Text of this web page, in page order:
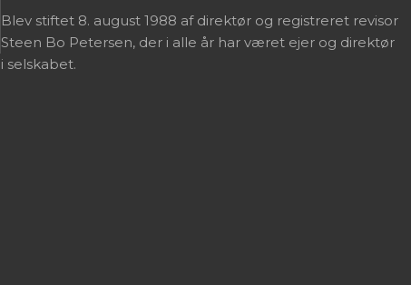
Blev stiftet 8. august 1988 af direktør og registreret revisor
Steen Bo Petersen, der i alle år har været ejer og direktør
i selskabet.